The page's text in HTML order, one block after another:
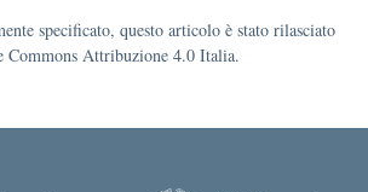
specificato, questo articolo è stato rilasciato
Commons Attribuzione 4.0 Italia.